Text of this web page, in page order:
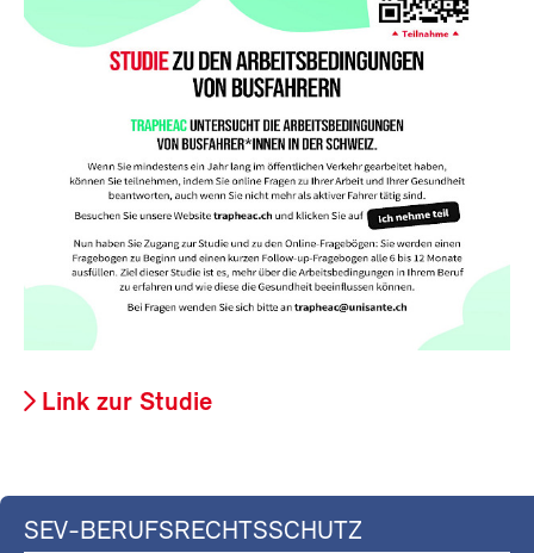
Link zur Studie
SEV-BERUFSRECHTSSCHUTZ